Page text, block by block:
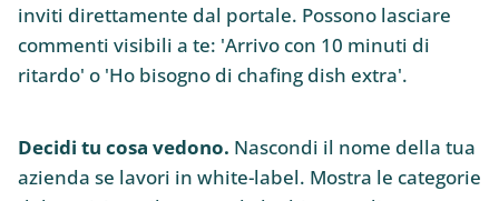
inviti direttamente dal portale. Possono lasciare
commenti visibili a te: 'Arrivo con 10 minuti di
ritardo' o 'Ho bisogno di chafing dish extra'.
Decidi tu cosa vedono. Nascondi il nome della tua
azienda se lavori in white-label. Mostra le categorie